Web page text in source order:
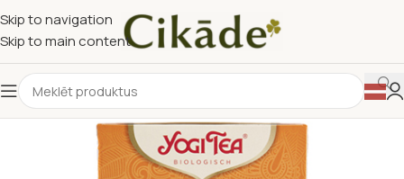
Skip to navigation
Skip to main content